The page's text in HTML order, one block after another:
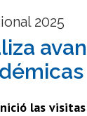
2025
las